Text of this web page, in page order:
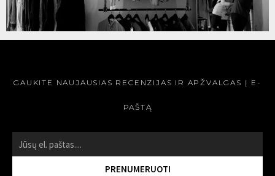
GAUKITE NAUJAUSIAS RECENZIJAS IR APŽVALGAS Į E-
PAŠTĄ
PRENUMERUOTI